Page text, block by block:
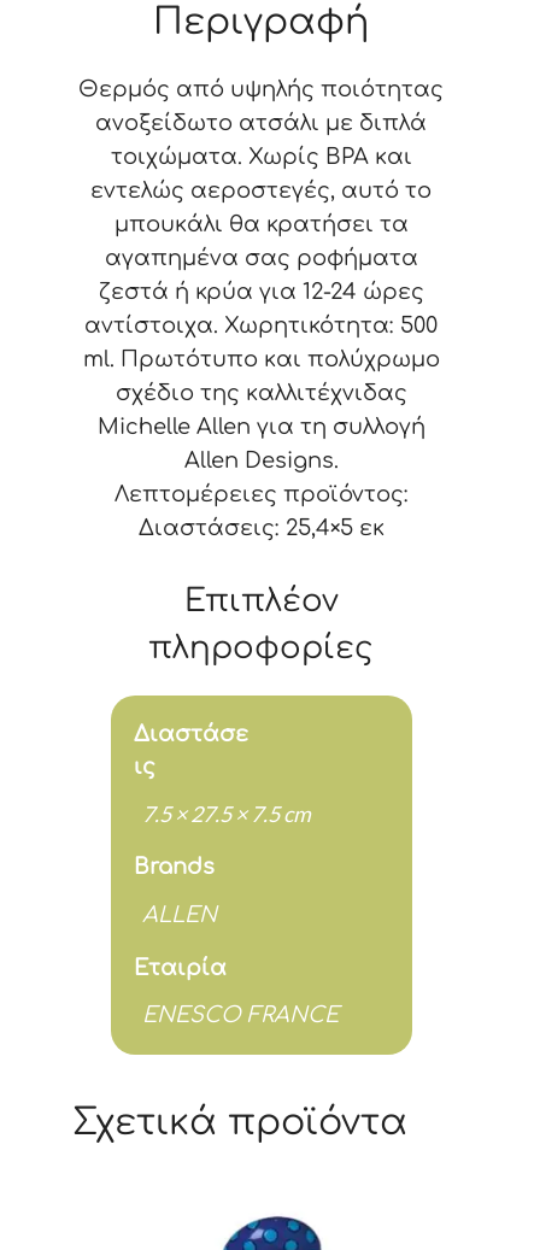
25
ποσότητα
Περιγραφή
Θερμός από υψηλής ποιότητας
ανοξείδωτο ατσάλι με διπλά
τοιχώματα. Χωρίς BPA και
εντελώς αεροστεγές, αυτό το
μπουκάλι θα κρατήσει τα
αγαπημένα σας ροφήματα
ζεστά ή κρύα για 12-24 ώρες
αντίστοιχα. Χωρητικότητα: 500
ml. Πρωτότυπο και πολύχρωμο
σχέδιο της καλλιτέχνιδας
Michelle Allen για τη συλλογή
Allen Designs.
Λεπτομέρειες προϊόντος:
Διαστάσεις: 25,4×5 εκ
Επιπλέον
πληροφορίες
Διαστάσε
ις
7.5 × 27.5 × 7.5 cm
Brands
ALLEN
Εταιρία
ENESCO FRANCE
Σχετικά προϊόντα